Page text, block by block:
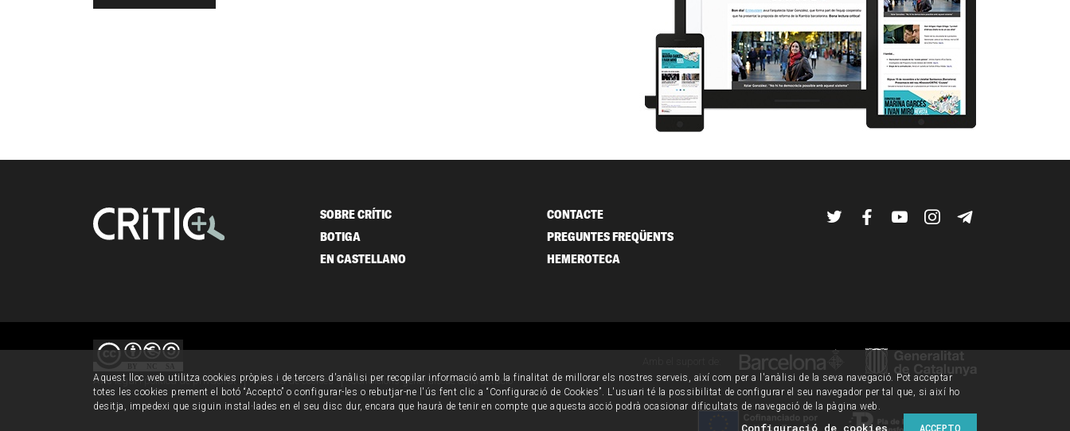
SOBRE CRÍTIC
BOTIGA
EN CASTELLANO
CONTACTE
PREGUNTES FREQÜENTS
HEMEROTECA
TwitterFacebook
YouTubeInstagram
Avís legal i política de privacitat Política de cookies Condicions generals de contractació
Aquest lloc web utilitza cookies pròpies i de tercers d'anàlisi per recopilar informació amb la finalitat de millorar els nostres serveis, així com per a l'anàlisi de la seva navegació. Pot acceptar
totes les cookies prement el botó “Accepto” o configurar-les o rebutjar-ne l'ús fent clic a “Configuració de Cookies”. L'usuari té la possibilitat de configurar el seu navegador per tal que, si així ho
desitja, impedexi que siguin instal·lades en el seu disc dur, encara que haurà de tenir en compte que aquesta acció podrà ocasionar dificultats de navegació de la pàgina web.
ACCEPTO
Configuració de cookies